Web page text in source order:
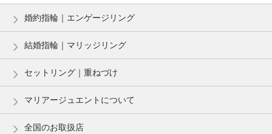
婚約指輪｜エンゲージリング
結婚指輪｜マリッジリング
セットリング｜重ねづけ
マリアージュエントについて
全国のお取扱店